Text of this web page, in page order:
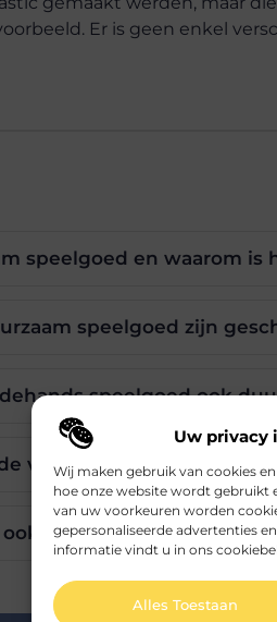
Uw privacy
Wij maken gebruik van cookies
hoe onze website wordt gebruikt
van uw voorkeuren worden
gepersonaliseerde advertenties
informatie vindt u in ons
Alles Toestaan
Er is geen enkel
speelgoed en waarom is
speelgoed zijn
speelgoed ook
voordelen van houten
ook gerecycled speelgoed